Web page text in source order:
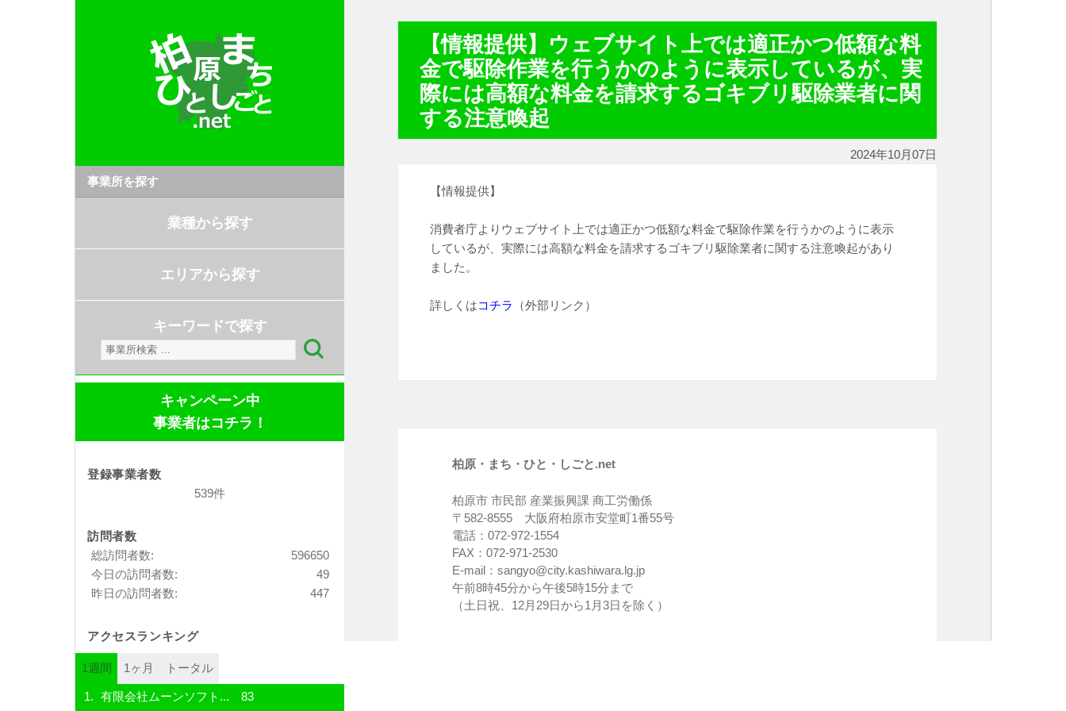
事業所を探す
業種から探す
エリアから探す
キーワードで探す
検
索:
キャンペーン中
事業者はコチラ！
登録事業者数
539件
訪問者数
596650
総訪問者数:
49
今日の訪問者数:
447
昨日の訪問者数:
アクセスランキング
1週間 1ヶ月 トータル
有限会社ムーンソフト... 83
【情報提供】ウェブサイト上では適正かつ低額な料
金で駆除作業を行うかのように表示しているが、実
際には高額な料金を請求するゴキブリ駆除業者に関
する注意喚起
2024年10月07日
【情報提供】
消費者庁よりウェブサイト上では適正かつ低額な料金で駆除作業を行うかのように表示
しているが、実際には高額な料金を請求するゴキブリ駆除業者に関する注意喚起があり
ました。
詳しくはコチラ （外部リンク）
柏原・まち・ひと・しごと.net
柏原市 市民部 産業振興課 商工労働係
〒582-8555 大阪府柏原市安堂町1番55号
電話：072-972-1554
FAX：072-971-2530
E-mail：sangyo@city.kashiwara.lg.jp
午前8時45分から午後5時15分まで
（土日祝、12月29日から1月3日を除く）